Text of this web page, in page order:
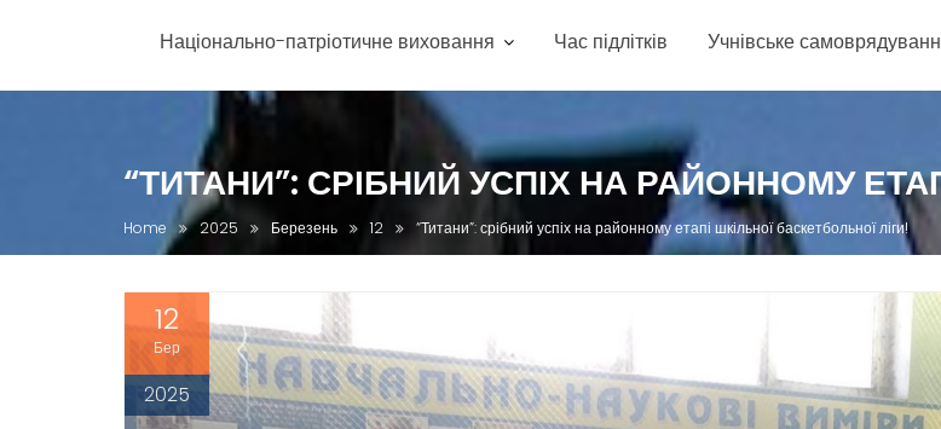
Національно-патріотичне виховання Час підлітків Учнівське
“ТИТАНИ”: СРІБНИЙ УСПІХ НА РАЙОННОМУ
Home 2025 Березень 12 “Титани”: срібний успіх на районному етапі шкільної баскетбольної ліги!
12
Бер
2025